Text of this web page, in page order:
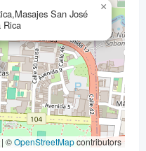
San José
Rica
×
| ©OpenStreetMapcontributors